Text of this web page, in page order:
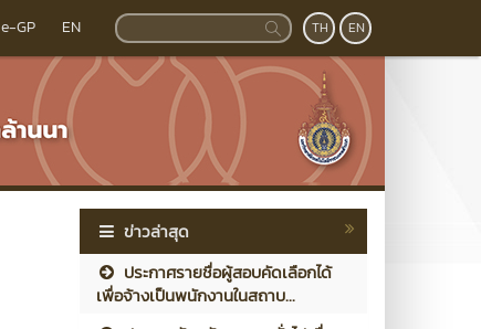
e-GP EN TH EN
ข่าวล่าสุด
ประกาศรายชื่อผู้สอบคัดเลือกได้
เพื่อจ้างเป็นพนักงานในสถาบ...